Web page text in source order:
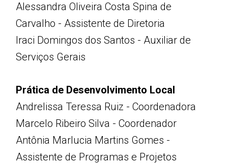
Alessandra Oliveira Costa Spina de
Carvalho - Assistente de Diretoria
Iraci Domingos dos Santos - Auxiliar de
Serviços Gerais
Prática de Desenvolvimento Local
Andrelissa Teressa Ruiz - Coordenadora
Marcelo Ribeiro Silva - Coordenador
Antônia Marlucia Martins Gomes -
Assistente de Programas e Projetos